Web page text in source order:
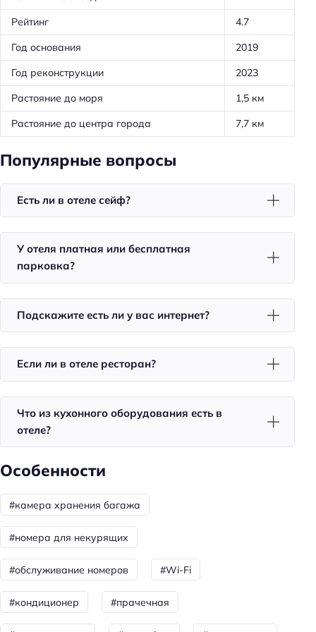
Обслуживание номеров
Ускоренная регистрация заезда/отъезда
Оборудование для кухни: посуда
Оборудование для кухни: микроволновка
Оборудование для кухни: плита
Оборудование для кухни: чайник
Тип сейфа: у администратора
Удобства в номерах
Доставка еды в номер
Номера для некурящих
Красивый вид из окна
Холодильник
Уборка
Санузел в номере
Бассейн
Кол-во бассейнов: 1
Красота и здоровье
Душ
Спорт и развлечения
Терраса
Рейтинг
4.7
Год основания
2019
Год реконструкции
2023
Растояние до моря
1,5 км
Растояние до центра города
7,7 км
Популярные вопросы
Есть ли в отеле сейф?
У отеля платная или бесплатная
парковка?
Подскажите есть ли у вас интернет?
Если ли в отеле ресторан?
Что из кухонного оборудования есть в
отеле?
Особенности
#камера хранения багажа
#номера для некурящих
#обслуживание номеров #Wi-Fi
#кондиционер #прачечная